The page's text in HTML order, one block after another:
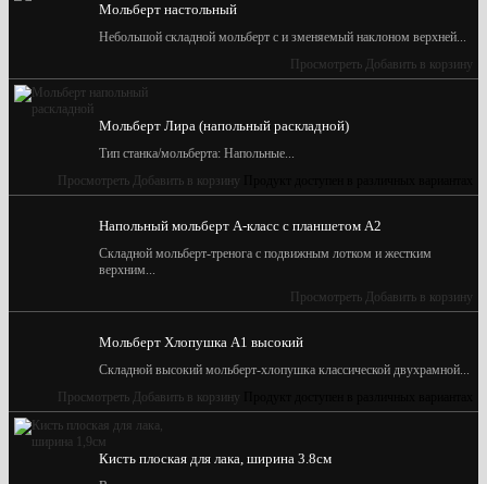
Мольберт настольный
Небольшой складной мольберт с и зменяемый наклоном верхней...
Просмотреть Добавить в корзину
Мольберт Лира (напольный раскладной)
Тип станка/мольберта: Напольные...
Просмотреть Добавить в корзину
Напольный мольберт А-класс с планшетом А2
Складной мольберт-тренога с подвижным лотком и жестким
верхним...
Просмотреть Добавить в корзину
Мольберт Хлопушка А1 высокий
Складной высокий мольберт-хлопушка классической двухрамной...
Просмотреть Добавить в корзину
Кисть плоская для лака, ширина 3.8см